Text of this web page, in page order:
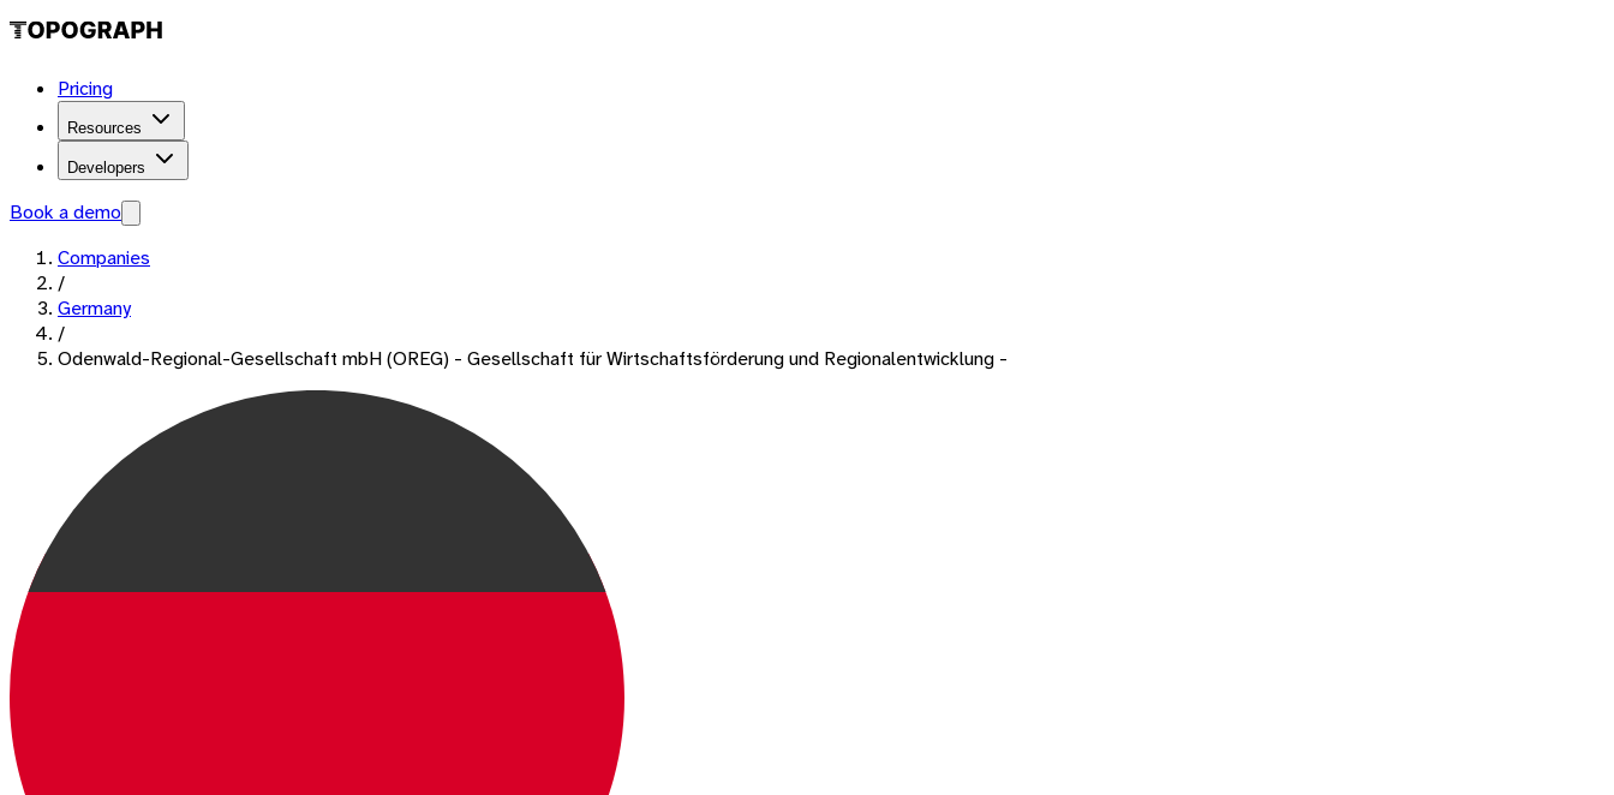
Pricing
Resources
Developers
Book a demo
Companies
/
Germany
/
Odenwald-Regional-Gesellschaft mbH (OREG) - Gesellschaft für Wirtschaftsförderung und Regionalentwicklung -